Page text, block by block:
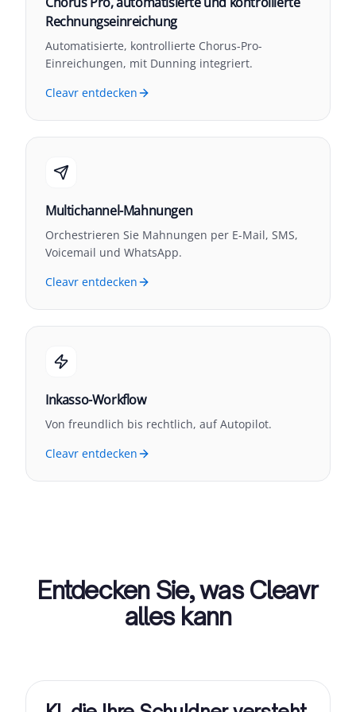
Rechnungseinreichung
Automatisierte, kontrollierte Chorus-Pro-
Einreichungen, mit Dunning integriert.
Cleavr entdecken
Multichannel-Mahnungen
Orchestrieren Sie Mahnungen per E-Mail, SMS,
Voicemail und WhatsApp.
Cleavr entdecken
Inkasso-Workflow
Von freundlich bis rechtlich, auf Autopilot.
Cleavr entdecken
Entdecken Sie, was Cleavr
alles kann